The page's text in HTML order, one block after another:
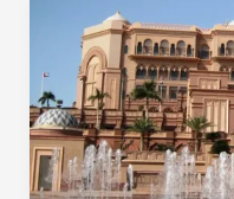
Dhabi
seu
belo
“Emirates